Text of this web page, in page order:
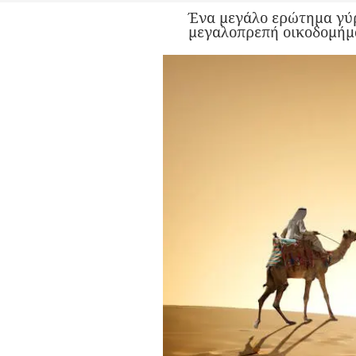
Ένα μεγάλο ερώτημα
μεγαλοπρεπή